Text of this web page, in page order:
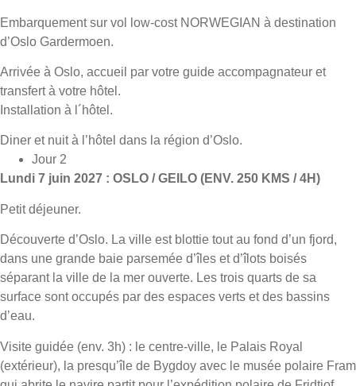
Embarquement sur vol low-cost NORWEGIAN à destination
d’Oslo Gardermoen.
Arrivée à Oslo, accueil par votre guide accompagnateur et
transfert à votre hôtel.
Installation à l´hôtel.
Diner et nuit à l’hôtel dans la région d’Oslo.
Jour 2
Lundi 7 juin 2027 : OSLO / GEILO (ENV. 250 KMS / 4H)
Petit déjeuner.
Découverte d’Oslo. La ville est blottie tout au fond d’un fjord,
dans une grande baie parsemée d’îles et d’îlots boisés
séparant la ville de la mer ouverte. Les trois quarts de sa
surface sont occupés par des espaces verts et des bassins
d’eau.
Visite guidée (env. 3h) : le centre-ville, le Palais Royal
(extérieur), la presqu’île de Bygdoy avec le musée polaire Fram